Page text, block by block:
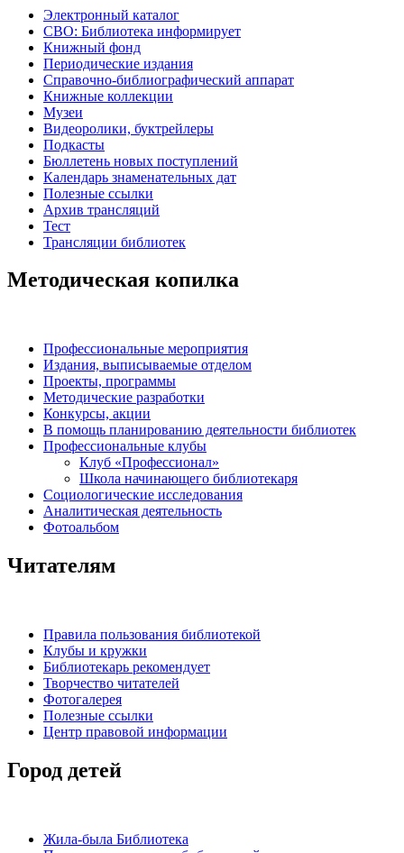
Электронный каталог
СВО: Библиотека информирует
Книжный фонд
Периодические издания
Справочно-библиографический аппарат
Книжные коллекции
Музеи
Видеоролики, буктрейлеры
Подкасты
Бюллетень новых поступлений
Календарь знаменательных дат
Полезные ссылки
Архив трансляций
Тест
Трансляции библиотек
Методическая копилка
Профессиональные мероприятия
Издания, выписываемые отделом
Проекты, программы
Методические разработки
Конкурсы, акции
В помощь планированию деятельности библиотек
Профессиональные клубы
Клуб «Профессионал»
Школа начинающего библиотекаря
Социологические исследования
Аналитическая деятельность
Фотоальбом
Читателям
Правила пользования библиотекой
Клубы и кружки
Библиотекарь рекомендует
Творчество читателей
Фотогалерея
Полезные ссылки
Центр правовой информации
Город детей
Жила-была Библиотека